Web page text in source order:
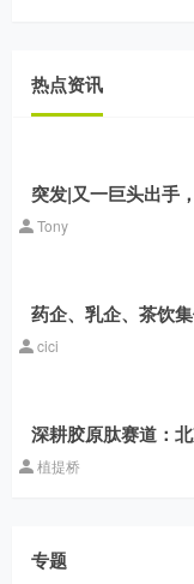
热点资讯
突发|又一巨头出手
Tony
药企、乳企、茶饮
cici
深耕胶原肽赛道：
植提桥
专题